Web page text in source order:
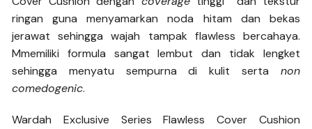
ringan guna menyamarkan noda hitam dan bekas
jerawat sehingga wajah tampak flawless bercahaya.
Mmemiliki formula sangat lembut dan tidak lengket
sehingga menyatu sempurna di kulit serta non
comedogenic.
Wardah Exclusive Series Flawless Cover Cushion